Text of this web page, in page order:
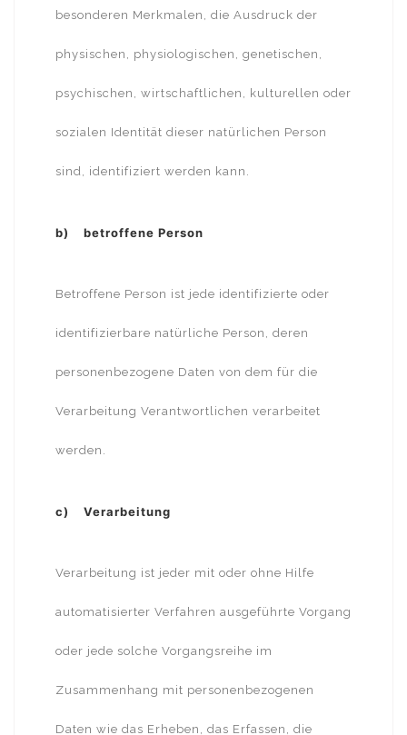
besonderen Merkmalen, die Ausdruck der
physischen, physiologischen, genetischen,
psychischen, wirtschaftlichen, kulturellen oder
sozialen Identität dieser natürlichen Person
sind, identifiziert werden kann.
b) betroffene Person
Betroffene Person ist jede identifizierte oder
identifizierbare natürliche Person, deren
personenbezogene Daten von dem für die
Verarbeitung Verantwortlichen verarbeitet
werden.
c) Verarbeitung
Verarbeitung ist jeder mit oder ohne Hilfe
automatisierter Verfahren ausgeführte Vorgang
oder jede solche Vorgangsreihe im
Zusammenhang mit personenbezogenen
Daten wie das Erheben, das Erfassen, die